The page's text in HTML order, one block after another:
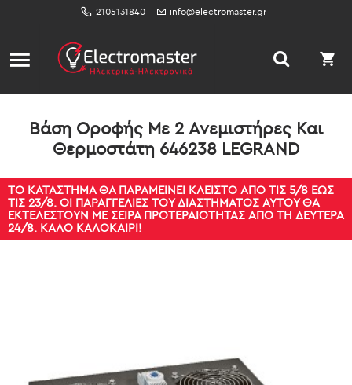
2105131840 info@electromaster.gr
Βάση Οροφής Με 2 Ανεμιστήρες Και
Θερμοστάτη 646238 LEGRAND
ΤΟ ΚΑΤΆΣΤΗΜΑ ΘΑ ΠΑΡΑΜΕΊΝΕΙ ΚΛΕΙΣΤΌ ΑΠΌ ΤΙΣ 5/8 ΈΩΣ
ΤΙΣ 23/8. ΟΙ ΠΑΡΑΓΓΕΛΊΕΣ ΤΟΥ ΔΙΑΣΤΉΜΑΤΟΣ ΑΥΤΟΎ ΘΑ
ΕΚΤΕΛΕΣΤΟΎΝ ΜΕ ΣΕΙΡΆ ΠΡΟΤΕΡΑΙΌΤΗΤΑΣ ΑΠΌ ΤΗ ΔΕΥΤΈΡΑ
24/8. ΚΑΛΌ ΚΑΛΟΚΑΊΡΙ!